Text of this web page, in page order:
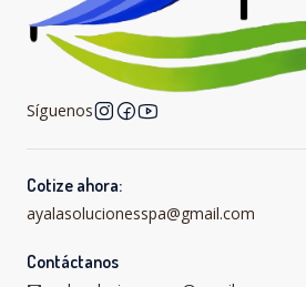
Síguenos
Cotize ahora:
ayalasolucionesspa@gmail.com
Contáctanos